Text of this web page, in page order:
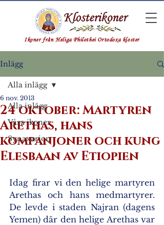
Ikoner från Heliga Philothei Ortodoxa kloster
Inlägg
Alla inlägg
Våra ikoner
Synaxarion
Alla inlägg
24 oktober: Martyren
Arethas, hans
kompanjoner och kung
Elesbaan av Etiopien
6 nov. 2013
Idag firar vi den helige martyren
Arethas och hans medmartyrer.
De levde i staden Najran (dagens
Yemen) där den helige Arethas var